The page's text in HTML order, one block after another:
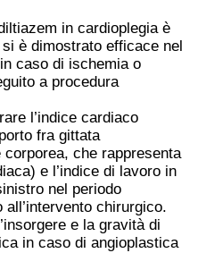
in cardioplegia è
è dimostrato efficace nel
caso di ischemia o
a procedura
l’indice cardiaco
fra gittata
che rappresenta
e l’indice di lavoro in
nel periodo
chirurgico.
e la gravità di
in caso di angioplastica